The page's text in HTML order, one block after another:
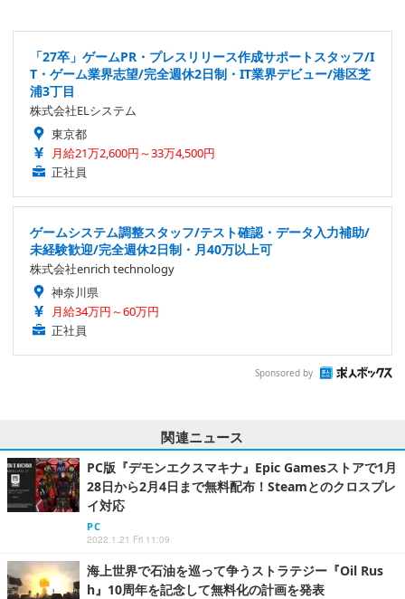
「27卒」ゲームPR・プレスリリース作成サポートスタッフ/I
T・ゲーム業界志望/完全週休2日制・IT業界デビュー/港区芝
浦3丁目
株式会社ELシステム
東京都
月給21万2,600円～33万4,500円
正社員
ゲームシステム調整スタッフ/テスト確認・データ入力補助/
未経験歓迎/完全週休2日制・月40万以上可
株式会社enrich technology
神奈川県
月給34万円～60万円
正社員
Sponsored by
関連ニュース
PC版『デモンエクスマキナ』Epic Gamesストアで1月
28日から2月4日まで無料配布！Steamとのクロスプレ
イ対応
PC
2022.1.21 Fri 11:09
海上世界で石油を巡って争うストラテジー『Oil Rus
h』10周年を記念して無料化の計画を発表